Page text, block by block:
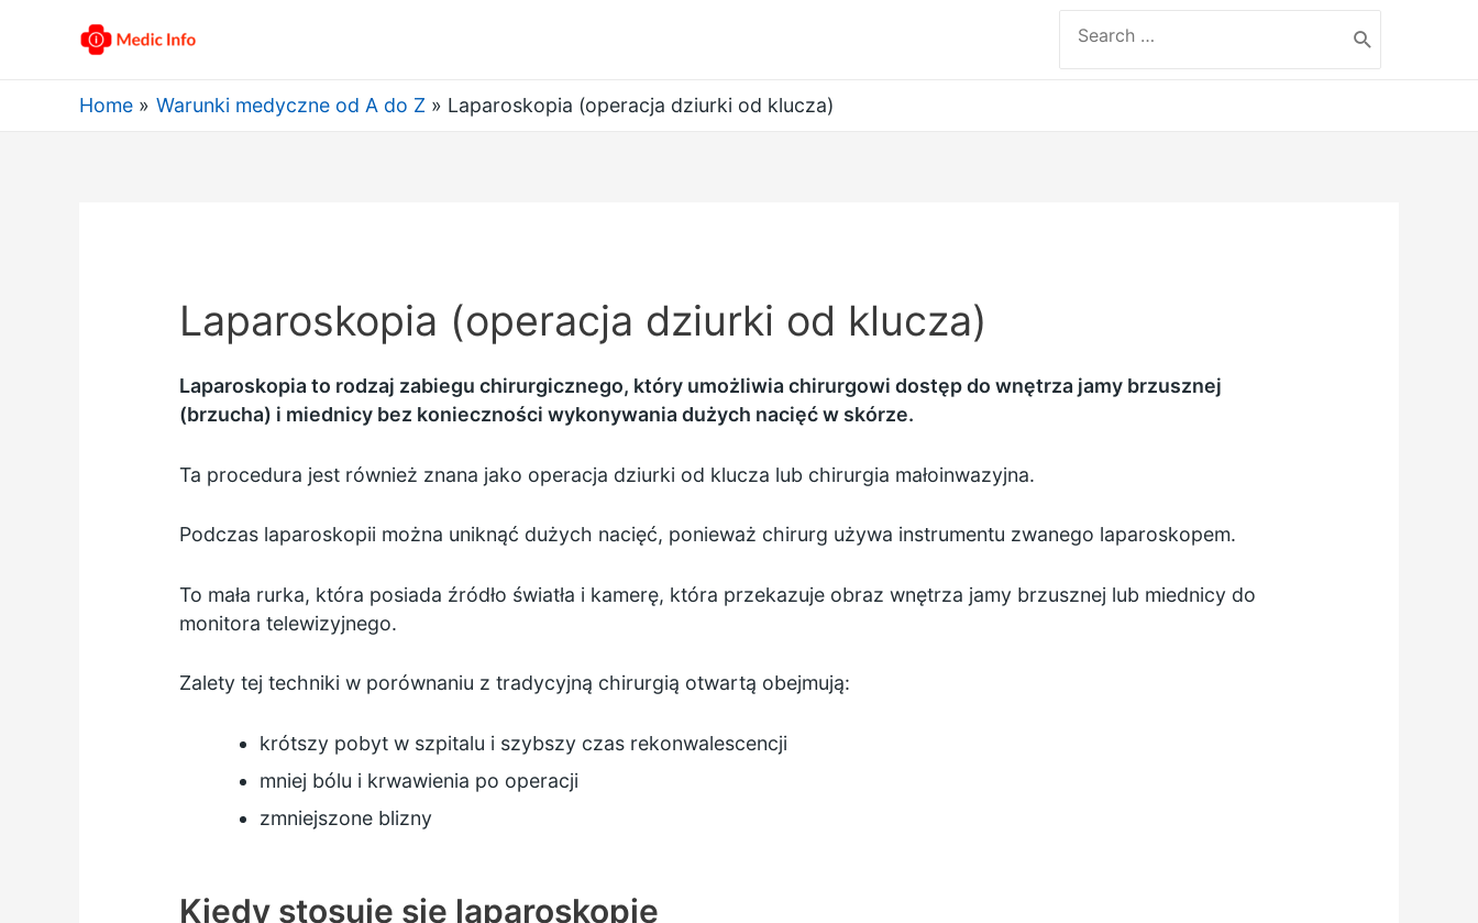
for:
Home Warunki medyczne od A do Z Laparoskopia (operacja dziurki od klucza)
Laparoskopia (operacja dziurki od klucza)
Laparoskopia to rodzaj zabiegu chirurgicznego, który umożliwia chirurgowi dostęp do wnętrza jamy brzusznej
(brzucha) i miednicy bez konieczności wykonywania dużych nacięć w skórze.
Ta procedura jest również znana jako operacja dziurki od klucza lub chirurgia małoinwazyjna.
Podczas laparoskopii można uniknąć dużych nacięć, ponieważ chirurg używa instrumentu zwanego laparoskopem.
To mała rurka, która posiada źródło światła i kamerę, która przekazuje obraz wnętrza jamy brzusznej lub miednicy do
monitora telewizyjnego.
Zalety tej techniki w porównaniu z tradycyjną chirurgią otwartą obejmują:
krótszy pobyt w szpitalu i szybszy czas rekonwalescencji
mniej bólu i krwawienia po operacji
zmniejszone blizny
Kiedy stosuje się laparoskopię